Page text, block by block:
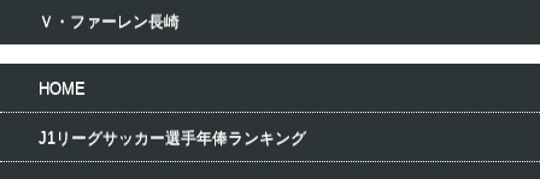
Ｖ・ファーレン長崎
HOME
J1リーグサッカー選手年俸ランキング